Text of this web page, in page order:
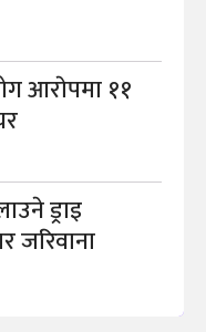
आराेपमा ११
ड्राइ
जरिवाना